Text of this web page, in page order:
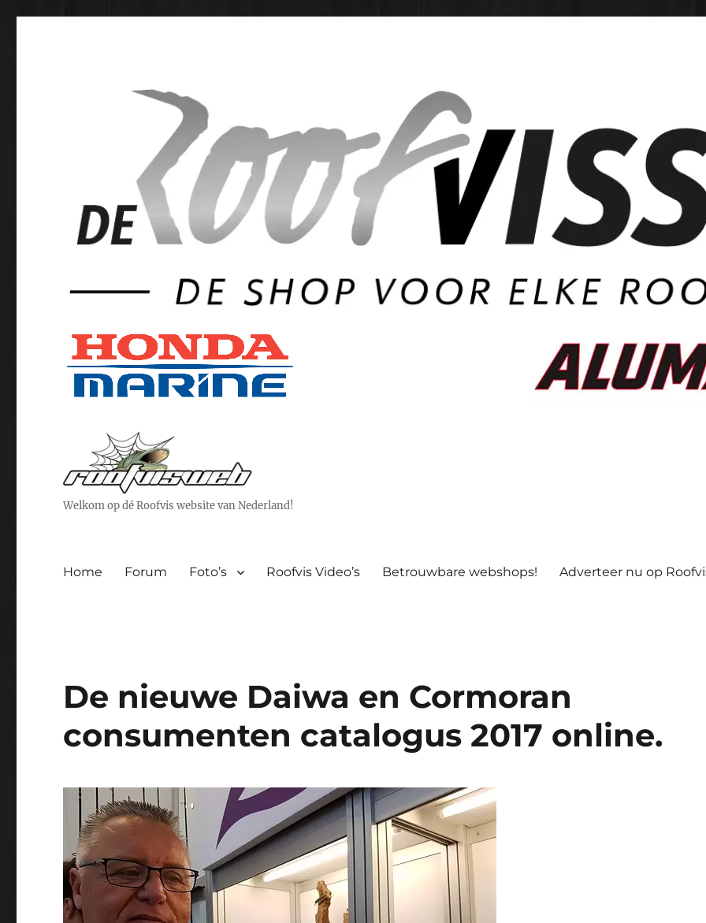
Welkom op dé Roofvis website van Nederland!
Home Forum Foto’s Roofvis Video’s Betrouwbare webshops! Adverteer nu op
De nieuwe Daiwa en Cormoran
consumenten catalogus 2017 online.